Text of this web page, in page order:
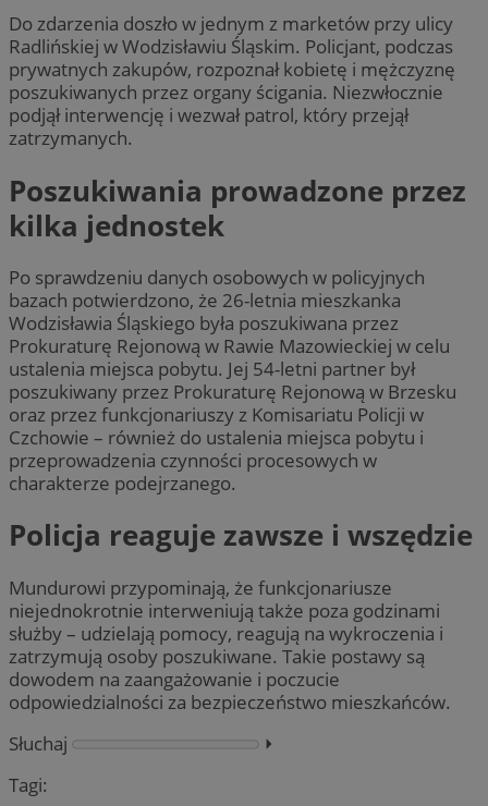
Do zdarzenia doszło w jednym z marketów przy ulicy
Radlińskiej w Wodzisławiu Śląskim. Policjant, podczas
prywatnych zakupów, rozpoznał kobietę i mężczyznę
poszukiwanych przez organy ścigania. Niezwłocznie
podjął interwencję i wezwał patrol, który przejął
zatrzymanych.
Poszukiwania prowadzone przez
kilka jednostek
Po sprawdzeniu danych osobowych w policyjnych
bazach potwierdzono, że 26-letnia mieszkanka
Wodzisławia Śląskiego była poszukiwana przez
Prokuraturę Rejonową w Rawie Mazowieckiej w celu
ustalenia miejsca pobytu. Jej 54-letni partner był
poszukiwany przez Prokuraturę Rejonową w Brzesku
oraz przez funkcjonariuszy z Komisariatu Policji w
Czchowie – również do ustalenia miejsca pobytu i
przeprowadzenia czynności procesowych w
charakterze podejrzanego.
Policja reaguje zawsze i wszędzie
Mundurowi przypominają, że funkcjonariusze
niejednokrotnie interweniują także poza godzinami
służby – udzielają pomocy, reagują na wykroczenia i
zatrzymują osoby poszukiwane. Takie postawy są
dowodem na zaangażowanie i poczucie
odpowiedzialności za bezpieczeństwo mieszkańców.
Słuchaj
⏵︎
Tagi: